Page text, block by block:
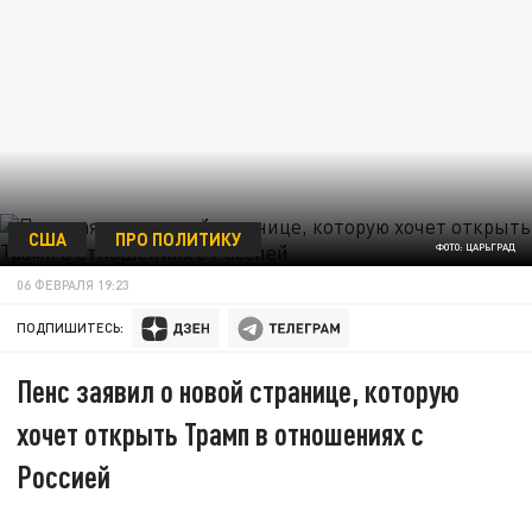
ФОТО: ЦАРЬГРАД
США ПРО ПОЛИТИКУ
06 ФЕВРАЛЯ 19:23
ПОДПИШИТЕСЬ:
Пенс заявил о новой странице, которую
хочет открыть Трамп в отношениях с
Россией